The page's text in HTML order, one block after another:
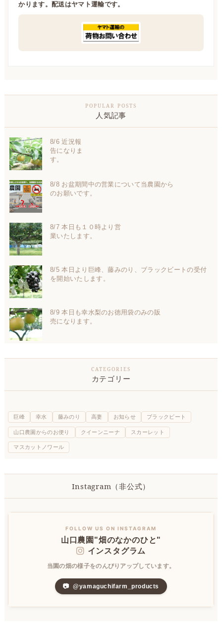
かります。配送はヤマト運輸です。
人気記事
8/6 近況報
告になりま
す。
8/8 お盆期間中の営業について当農園から
のお願いです。
8/7 本日も１０時より営
業いたします。
8/5 本日より巨峰、藤みのり、ブラックビートの受付
を開始いたします。
8/9 本日も幸水梨のお徳用袋のみの販
売になります。
カテゴリー
巨峰 幸水 藤みのり 高妻 お知らせ ブラックビート
山口農園からのお便り クイーンニーナ スカーレット
マスカットノワール
Instagram（非公式）
FOLLOW US ON INSTAGRAM
山口農園"畑のなかのひと"
インスタグラム
当園の畑の様子をのんびりアップしています。
📷 @yamaguchifarm_products